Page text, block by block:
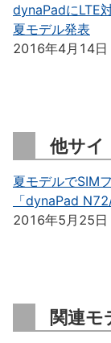
dynaPadにLTE
夏モデル発表
2016年4月14
他サイ
夏モデルでSIM
「dynaPad
2016年5月25
関連モ